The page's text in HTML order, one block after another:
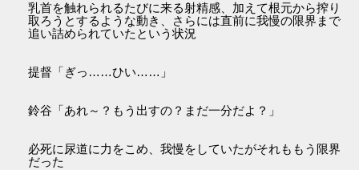
乳首を触れられるたびに来る射精感、加えて根元から搾り
取ろうとするような動き、さらには直前に我慢の限界まで
追い詰められていたという状況
提督「ぎっ……ひい……」
鈴谷「あれ～？もう出すの？まだ一分だよ？」
必死に尿道に力をこめ、我慢をしていたがそれももう限界
だった